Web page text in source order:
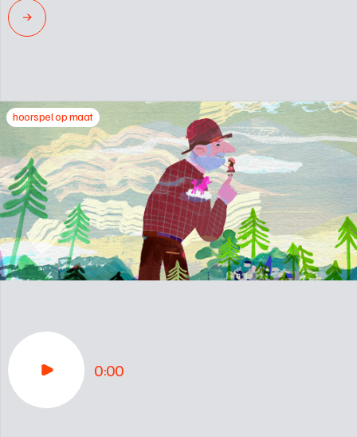
→
0:00
hoorspel op maat